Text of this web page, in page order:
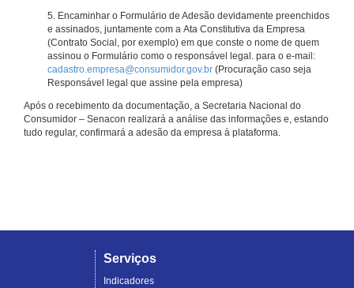
5. Encaminhar o Formulário de Adesão devidamente preenchidos
e assinados, juntamente com a Ata Constitutiva da Empresa
(Contrato Social, por exemplo) em que conste o nome de quem
assinou o Formulário como o responsável legal. para o e-mail:
cadastro.empresa@consumidor.gov.br (Procuração caso seja
Responsável legal que assine pela empresa)
Após o recebimento da documentação, a Secretaria Nacional do
Consumidor – Senacon realizará a análise das informações e, estando
tudo regular, confirmará a adesão da empresa à plataforma.
Serviços
Indicadores